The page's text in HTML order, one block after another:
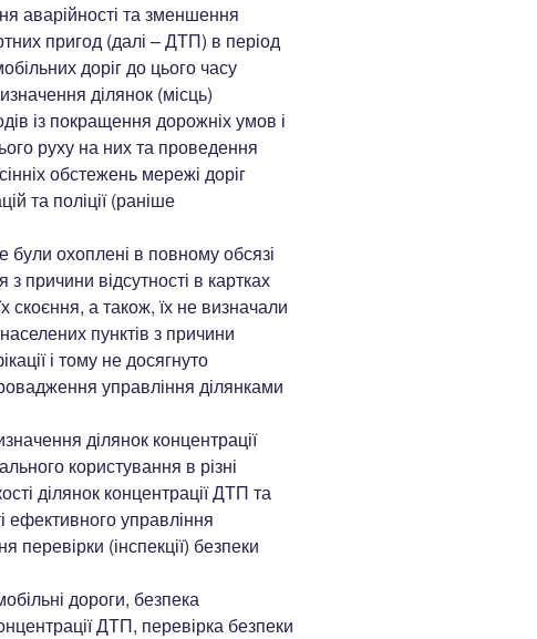
аварійності та зменшення
пригод (далі – ДТП) в період
доріг до цього часу
ділянок (місць)
із покращення дорожніх умов і
руху на них та проведення
обстежень мережі доріг
та поліції (раніше
були охоплені в повному обсязі
причини відсутності в картках
скоєння, а також, їх не визначали
пунктів з причини
і тому не досягнуто
управління ділянками
ділянок концентрації
користування в різні
ділянок концентрації ДТП та
ефективного управління
(інспекції) безпеки
дороги, безпека
ДТП, перевірка безпеки